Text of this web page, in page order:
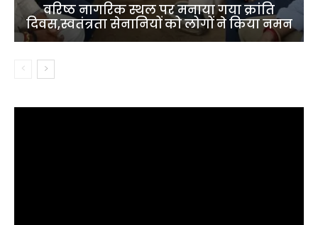
वरिष्ठ नागरिक स्थल पर मनाया गया क्रांति
दिवस,स्वतंत्रता सेनानियों को लोगों ने किया नमन